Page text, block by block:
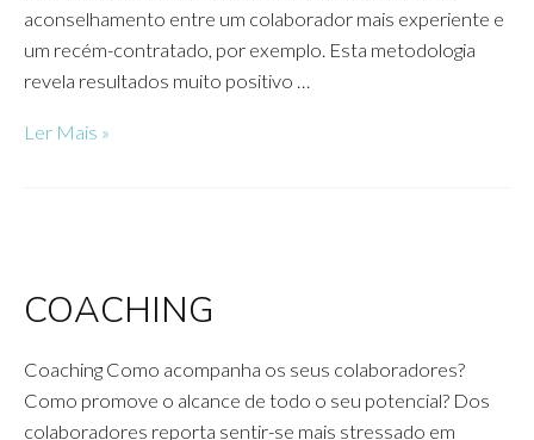
aconselhamento entre um colaborador mais experiente e
um recém-contratado, por exemplo. Esta metodologia
revela resultados muito positivo …
MENTORING
Ler Mais »
COACHING
Coaching Como acompanha os seus colaboradores?
Como promove o alcance de todo o seu potencial? Dos
colaboradores reporta sentir-se mais stressado em